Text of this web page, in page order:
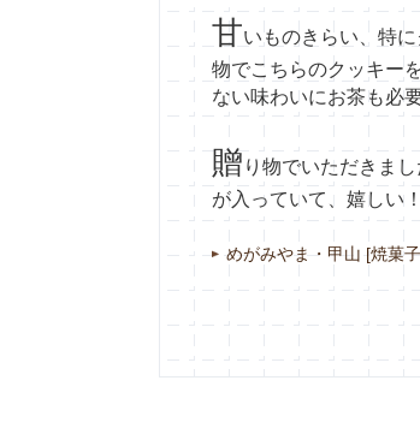
甘いものきらい、特
物でこちらのクッキー
ない味わいにお茶も必
贈 り物でいただきま
が入っていて、嬉しい
めがみやま・甲山 [焼菓